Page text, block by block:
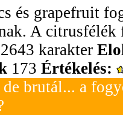
és grapefruit
A citrusfélék
2643 karakter
173 Értékelés:
brutál... a